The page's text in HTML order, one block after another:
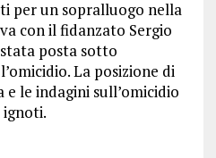
per un sopralluogo nella
con il fidanzato Sergio
stata posta sotto
La posizione di
e le indagini sull’omicidio
ignoti.